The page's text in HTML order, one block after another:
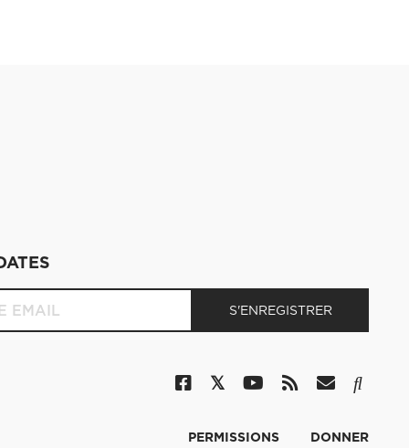
PERMISSIONS DONNER